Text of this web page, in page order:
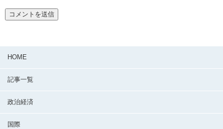
HOME
記事一覧
政治経済
国際